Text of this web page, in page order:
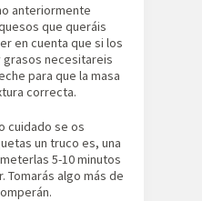
anteriormente
que queráis
en cuenta que si los
grasos necesitareis
para que la masa
correcta.
cuidado se os
un truco es, una
5-10 minutos
Tomarás algo más de